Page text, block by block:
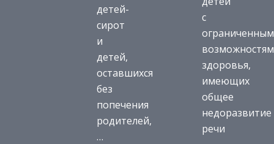
детей-
сирот
и
детей,
оставшихся
без
попечения
родителей,
…
с
здоровья,
имеющих
общее
недоразвитие
речи